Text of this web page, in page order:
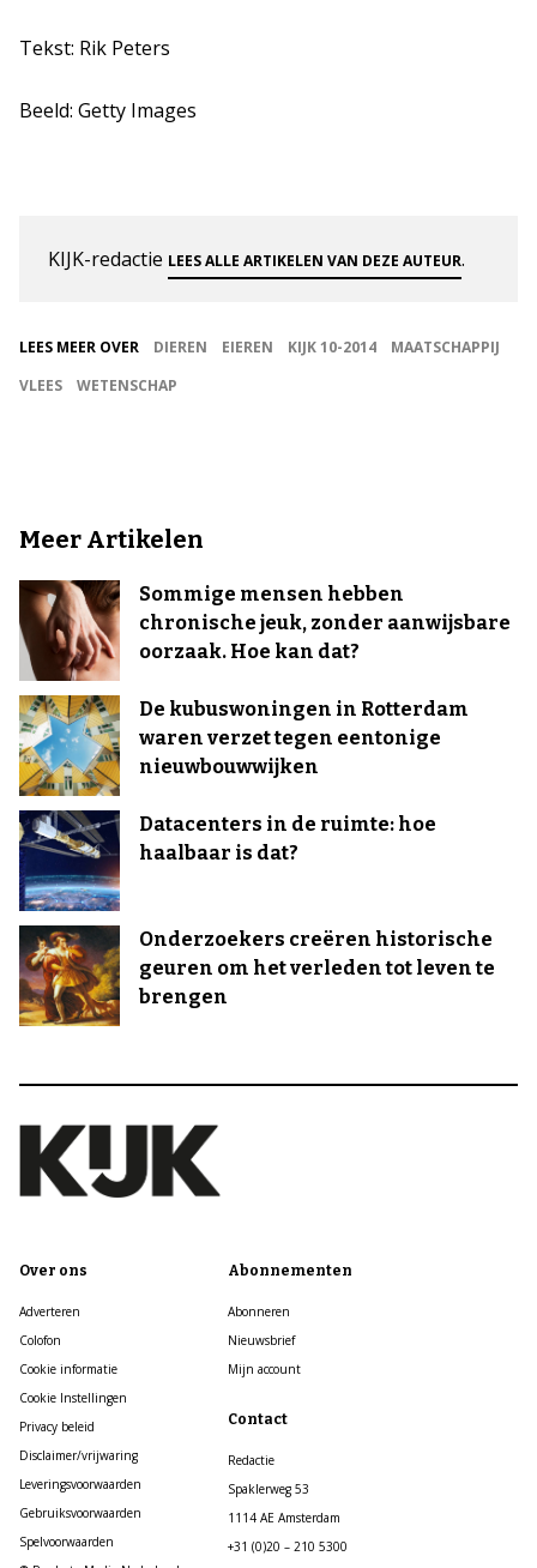
Tekst: Rik Peters
Beeld: Getty Images
KIJK-redactie LEES ALLE ARTIKELEN VAN DEZE AUTEUR.
LEES MEER OVER DIEREN EIEREN KIJK 10-2014
MAATSCHAPPIJ
VLEES
WETENSCHAP
Meer Artikelen
Sommige mensen hebben
chronische jeuk, zonder aanwijsbare
oorzaak. Hoe kan dat?
De kubuswoningen in Rotterdam
waren verzet tegen eentonige
nieuwbouwwijken
Datacenters in de ruimte: hoe
haalbaar is dat?
Onderzoekers creëren historische
geuren om het verleden tot leven te
brengen
Over ons
Adverteren
Colofon
Cookie informatie
Cookie Instellingen
Privacy beleid
Disclaimer/vrijwaring
Leveringsvoorwaarden
Gebruiksvoorwaarden
Spelvoorwaarden
Abonnementen
Abonneren
Nieuwsbrief
Mijn account
Contact
Redactie
Spaklerweg 53
1114 AE Amsterdam
+31 (0)20 – 210 5300